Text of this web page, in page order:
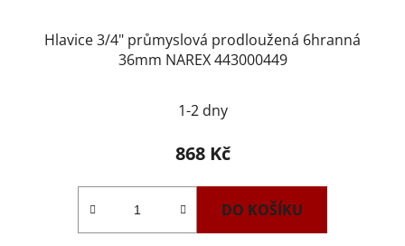
Hlavice 3/4" průmyslová prodloužená 6hranná
36mm NAREX 443000449
1-2 dny
868 Kč
DO KOŠÍKU